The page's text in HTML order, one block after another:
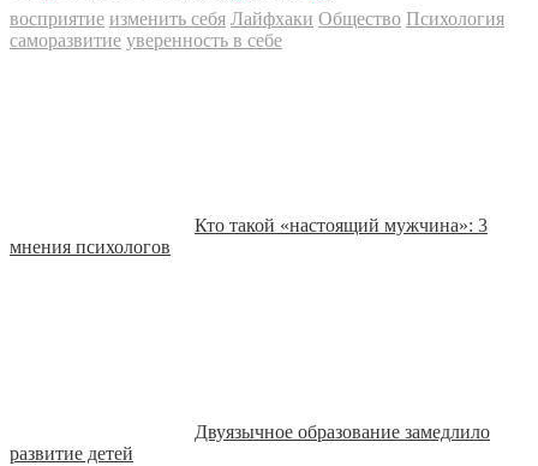
восприятие изменить себя Лайфхаки Общество Психология
саморазвитие уверенность в себе
Кто такой «настоящий мужчина»: 3
мнения психологов
Двуязычное образование замедлило
развитие детей